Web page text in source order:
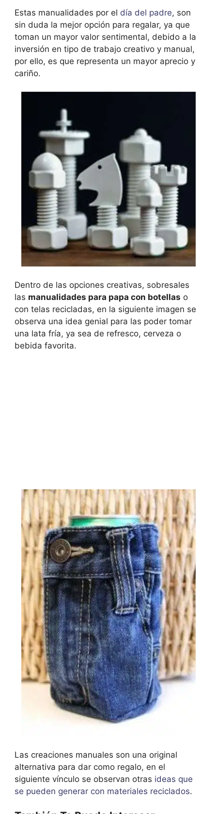
Estas manualidades por el día del padre, son
sin duda la mejor opción para regalar, ya que
toman un mayor valor sentimental, debido a la
inversión en tipo de trabajo creativo y manual,
por ello, es que representa un mayor aprecio y
cariño.
Dentro de las opciones creativas, sobresales
las manualidades para papa con botellas o
con telas recicladas, en la siguiente imagen se
observa una idea genial para las poder tomar
una lata fría, ya sea de refresco, cerveza o
bebida favorita.
Las creaciones manuales son una original
alternativa para dar como regalo, en el
siguiente vínculo se observan otras ideas que
se pueden generar con materiales reciclados.